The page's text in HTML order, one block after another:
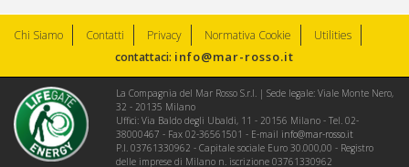
Chi Siamo Contatti Privacy Normativa Cookie
Utilities
contattaci: info@mar-rosso.it
La Compagnia del Mar Rosso S.r.l. | Sede legale: Viale Monte Nero,
32 - 20135 Milano
Uffici: Via Baldo degli Ubaldi, 11 - 20156 Milano - Tel. 02-
38000467 - Fax 02-36561501 - E-mail info@mar-rosso.it
P.I. 03761330962 - Capitale sociale Euro 30.000,00 - Registro
delle imprese di Milano n. iscrizione 03761330962